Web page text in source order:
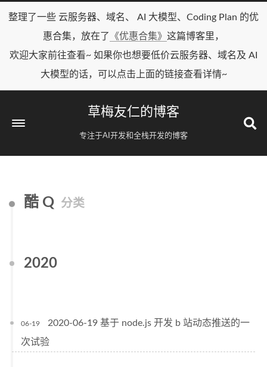
整理了一些 云服务器、域名、 AI 大模型、Coding Plan 的优
惠合集，放在了
《优惠合集》 这篇博客里，
欢迎大家前往查看~ 如果你也想要低价云服务器、域名及 AI
大模型的话，可以点击上面的链接查看详情~
草梅友仁的博客
专注于AI开发和全栈开发的博客
酷 Q 分类
2020
06-19
2020-06-19 基于 node.js 开发 b 站动态推送的一
次试验